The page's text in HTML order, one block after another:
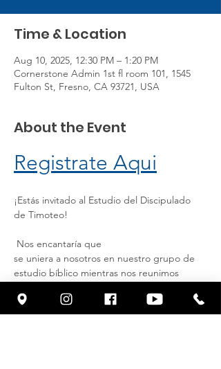
Time & Location
Aug 10, 2025, 12:30 PM – 1:20 PM
Cornerstone Admin 1st fl room 101, 1545
Fulton St, Fresno, CA 93721, USA
About the Event
Registrate Aqui
¡Estás invitado al Estudio del Discipulado
de Timoteo!
Nos encantaría que
se uniera a nosotros en nuestro grupo de
estudio bíblico mientras nos reunimos
nuestra fe y animarnos unos a
otros. Ya sea que seas nuevo en el estudio